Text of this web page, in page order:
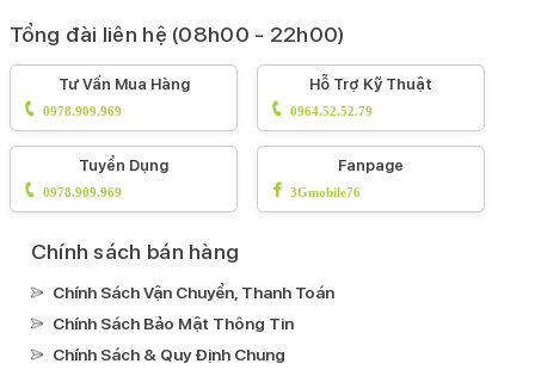
Bảo mật nâng cao:
Mở khoá khuôn mặt Face ID
Tính năng đặc biệt:
Âm thanh Dolby AtmosPhát hiện va chạm (Crash
Detection)Màn hình luôn hiển thị AODLoa
képHDR10
Công nghệ hình ảnh Dolby
lần sáng màn hìnhApple Pay
Kháng nước, bụi:
IP68
Tổng đài liên hệ (08h00 - 22h00)
Tư Vấn Mua Hàng
0978.909.969
Hỗ Trợ Kỹ Thuật
0964.52.52.79
Tuyển Dụng
0978.909.969
Fanpage
3Gmobile76
Chính sách bán hàng
Chính Sách Vận Chuyển, Thanh Toán
Chính Sách Bảo Mật Thông Tin
Chính Sách & Quy Định Chung